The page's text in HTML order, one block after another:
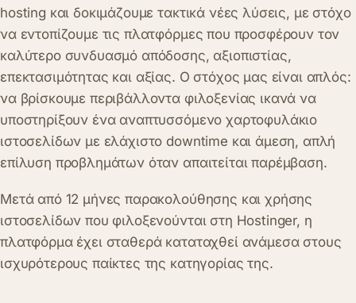
hosting και δοκιμάζουμε τακτικά νέες λύσεις, με στόχο
να εντοπίζουμε τις πλατφόρμες που προσφέρουν τον
καλύτερο συνδυασμό απόδοσης, αξιοπιστίας,
επεκτασιμότητας και αξίας. Ο στόχος μας είναι απλός:
να βρίσκουμε περιβάλλοντα φιλοξενίας ικανά να
υποστηρίξουν ένα αναπτυσσόμενο χαρτοφυλάκιο
ιστοσελίδων με ελάχιστο downtime και άμεση, απλή
επίλυση προβλημάτων όταν απαιτείται παρέμβαση.
Μετά από 12 μήνες παρακολούθησης και χρήσης
ιστοσελίδων που φιλοξενούνται στη Hostinger, η
πλατφόρμα έχει σταθερά καταταχθεί ανάμεσα στους
ισχυρότερους παίκτες της κατηγορίας της.